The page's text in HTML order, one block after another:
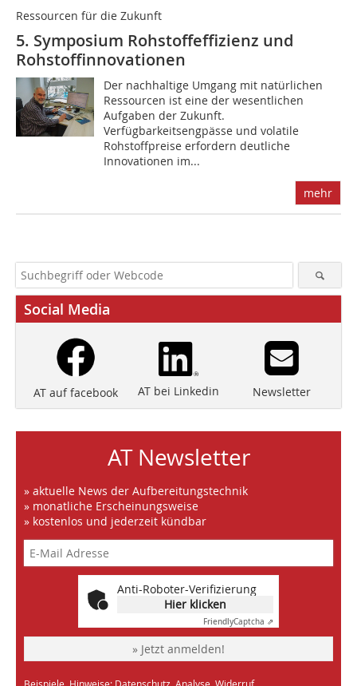
Ressourcen für die Zukunft
5. Symposium Rohstoffeffizienz und
Rohstoffinnovationen
Der nachhaltige Umgang mit natürlichen
Ressourcen ist eine der wesentlichen
Aufgaben der Zukunft.
Verfügbarkeitsengpässe und volatile
Rohstoffpreise erfordern deutliche
Innovationen im...
mehr
Social Media
AT auf facebook AT bei Linkedin Newsletter
AT Newsletter
» aktuelle News der Aufbereitungstechnik
» monatliche Erscheinungsweise
» kostenlos und jederzeit kündbar
Anti-Roboter-Verifizierung
Hier klicken
FriendlyCaptcha ⇗
» Jetzt anmelden!
Beispiele, Hinweise: Datenschutz, Analyse, Widerruf